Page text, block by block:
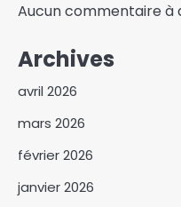
Aucun commentaire à
Archives
avril 2026
mars 2026
février 2026
janvier 2026